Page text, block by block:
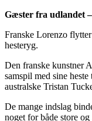
Gæster fra udlandet
Franske Lorenzo
hesteryg.
Den franske kunstner
samspil med sine
australske Tristan
De mange indslag
noget for både store